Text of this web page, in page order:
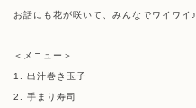
お話にも花が咲いて、みんなでワイワイ♪
＜メニュー＞
1. 出汁巻き玉子
2. 手まり寿司